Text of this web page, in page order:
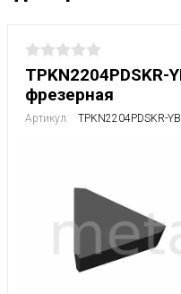
TPKN2204PDSKR-
фрезерная
Артикул: TPKN2204PDSKR-